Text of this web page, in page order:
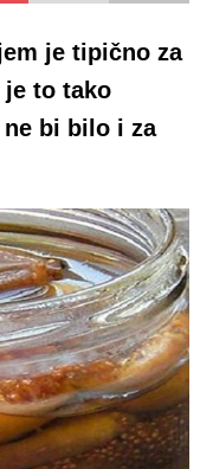
je tipično za
je to tako
bi bilo i za